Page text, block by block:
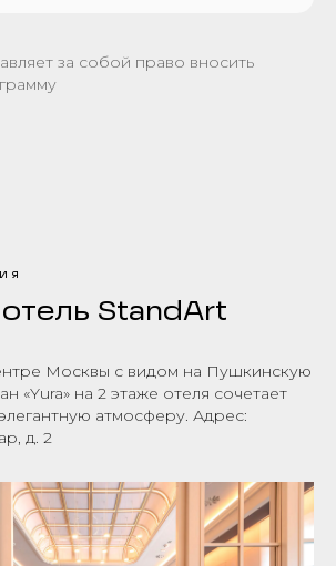
за собой право вносить
StandArt
Москвы с видом на Пушкинскую
«Yura» на 2 этаже отеля сочетает
атмосферу. Адрес:
д. 2